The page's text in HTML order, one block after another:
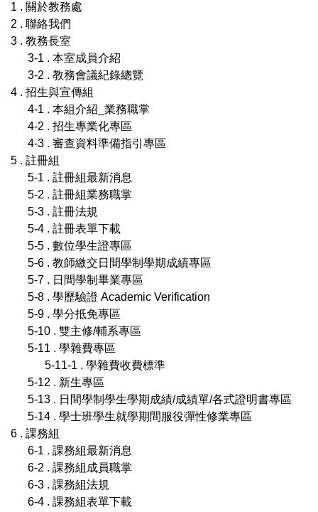
1 . 關於教務處
2 . 聯絡我們
3 . 教務長室
3-1 . 本室成員介紹
3-2 . 教務會議紀錄總覽
4 . 招生與宣傳組
4-1 . 本組介紹_業務職掌
4-2 . 招生專業化專區
4-3 . 審查資料準備指引專區
5 . 註冊組
5-1 . 註冊組最新消息
5-2 . 註冊組業務職掌
5-3 . 註冊法規
5-4 . 註冊表單下載
5-5 . 數位學生證專區
5-6 . 教師繳交日間學制學期成績專區
5-7 . 日間學制畢業專區
5-8 . 學歷驗證 Academic Verification
5-9 . 學分抵免專區
5-10 . 雙主修/輔系專區
5-11 . 學雜費專區
5-11-1 . 學雜費收費標準
5-12 . 新生專區
5-13 . 日間學制學生學期成績/成績單/各式證明書專區
5-14 . 學士班學生就學期間服役彈性修業專區
6 . 課務組
6-1 . 課務組最新消息
6-2 . 課務組成員職掌
6-3 . 課務組法規
6-4 . 課務組表單下載